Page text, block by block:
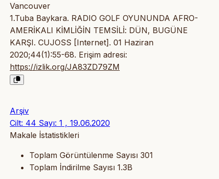
Vancouver
1.Tuba Baykara. RADIO GOLF OYUNUNDA AFRO-
AMERİKALI KİMLİĞİN TEMSİLİ: DÜN, BUGÜNE
KARŞI. CUJOSS [Internet]. 01 Haziran
2020;44(1):55-68. Erişim adresi:
https://izlik.org/JA83ZD79ZM
Arşiv
Cilt: 44 Sayı: 1 , 19.06.2020
Makale İstatistikleri
Toplam Görüntülenme Sayısı 301
Toplam İndirilme Sayısı 1.3B